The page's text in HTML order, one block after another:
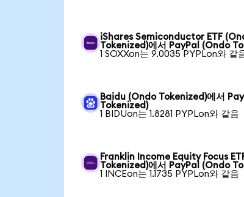
iShares Semiconductor ETF
Tokenized)에서 PayPal (Ondo
1 SOXXon는 9.0035 PYPLon와 같
Baidu (Ondo Tokenized)에서
Tokenized)
1 BIDUon는 1.8281 PYPLon와 같음
Franklin Income Equity Focus
Tokenized)에서 PayPal (Ondo
1 INCEon는 1.1735 PYPLon와 같음